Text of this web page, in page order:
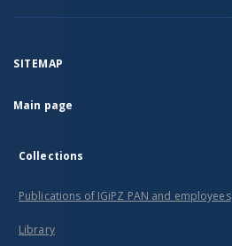
SITEMAP
Main page
Collections
Publications of IGiPZ PAN and employees
Library